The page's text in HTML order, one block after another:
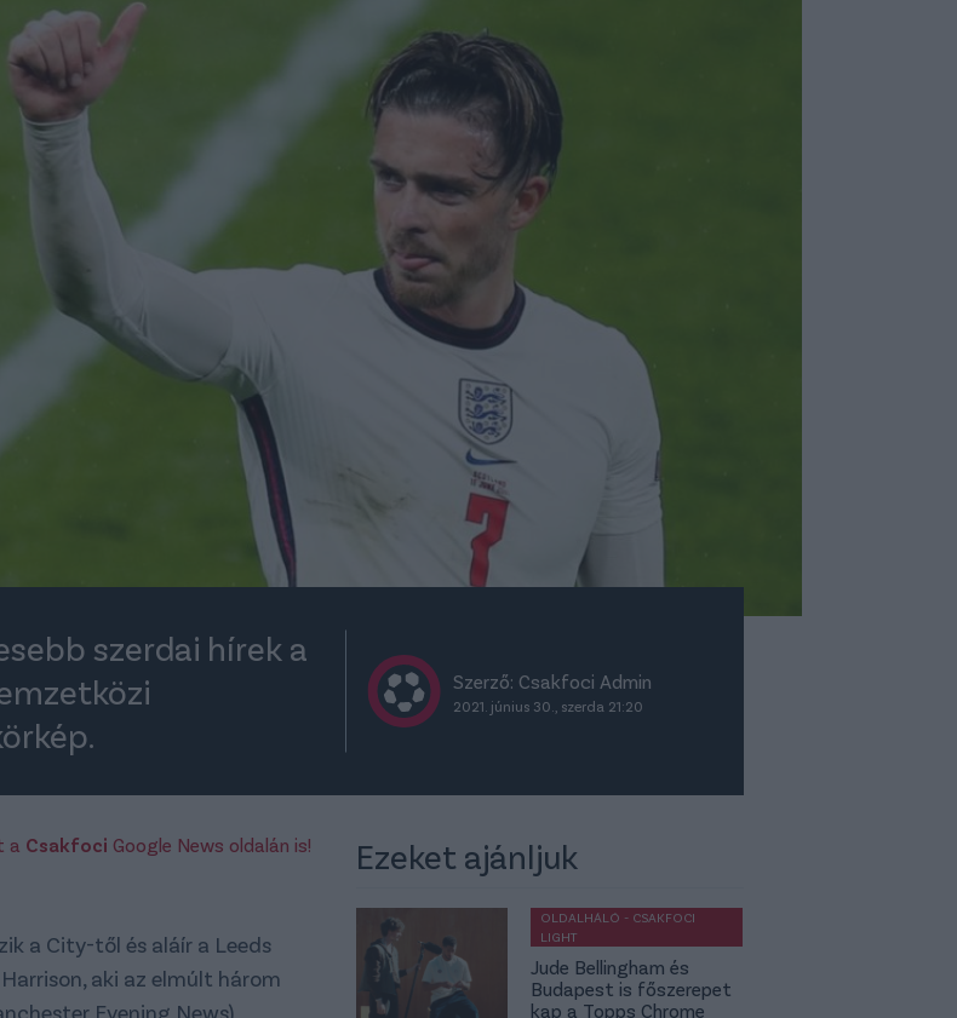
szerdai hírek a
Szerző: Csakfoci Admin
2021. június 30., szerda 21:20
a Csakfoci Google News oldalán is!
a City-től és aláír a Leeds
aki az elmúlt három
Evening News)
Ezeket ajánljuk
OLDALHÁLÓ - CSAKFOCI
LIGHT
Jude Bellingham és
Budapest is főszerepet
kap a Topps Chrome